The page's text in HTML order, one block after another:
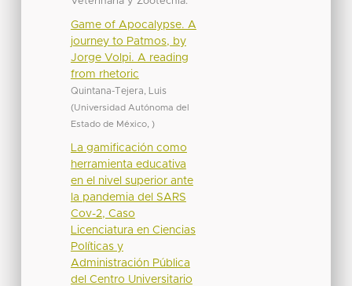
Game of Apocalypse. A
journey to Patmos, by
Jorge Volpi. A reading
from rhetoric
Quintana-Tejera, Luis
(Universidad Autónoma del
Estado de México, )
La gamificación como
herramienta educativa
en el nivel superior ante
la pandemia del SARS
Cov-2, Caso
Licenciatura en Ciencias
Políticas y
Administración Pública
del Centro Universitario